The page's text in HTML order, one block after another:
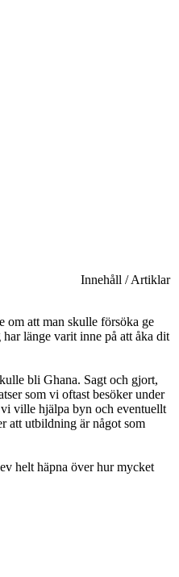
Innehåll / Artiklar
om att man skulle försöka ge
länge varit inne på att åka dit
bli Ghana. Sagt och gjort,
som vi oftast besöker under
ville hjälpa byn och eventuellt
att utbildning är något som
helt häpna över hur mycket